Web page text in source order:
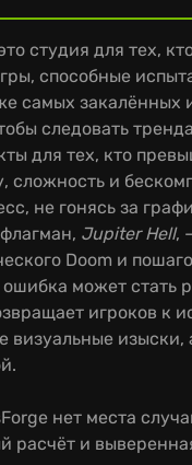
студия для тех,
способные
самых закалённых
следовать
для тех, кто
сложность и
не гонясь за
Jupiter Hell,
Doom и
может стать
игроков к
визуальные изыски,
нет места
расчёт и